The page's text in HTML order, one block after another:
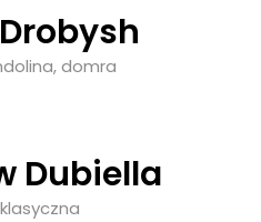
domra
Dubiella